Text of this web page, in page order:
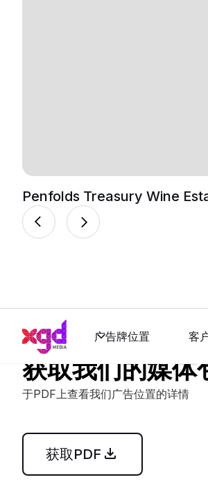
Penfolds Treasury Wine
广告牌位置 客
获取我们的媒体
于PDF上查看我们广告位置的详情
获取PDF